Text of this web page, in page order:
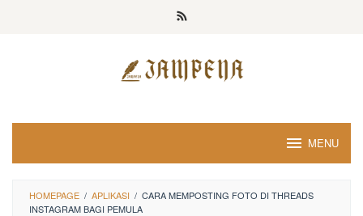
MENU
HOMEPAGE / APLIKASI / CARA MEMPOSTING FOTO DI THREADS
INSTAGRAM BAGI PEMULA